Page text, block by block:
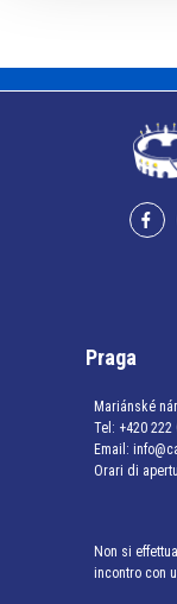
Praga
Mariánské
Tel: +420 222
Email:
Orari di
Non si
incontro con